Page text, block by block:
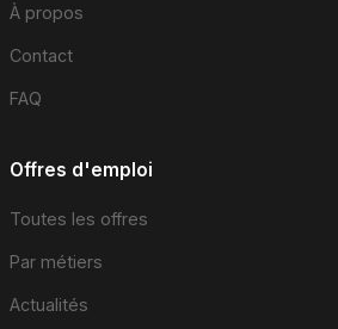
À propos
Contact
FAQ
Offres d'emploi
Toutes les offres
Par métiers
Actualités